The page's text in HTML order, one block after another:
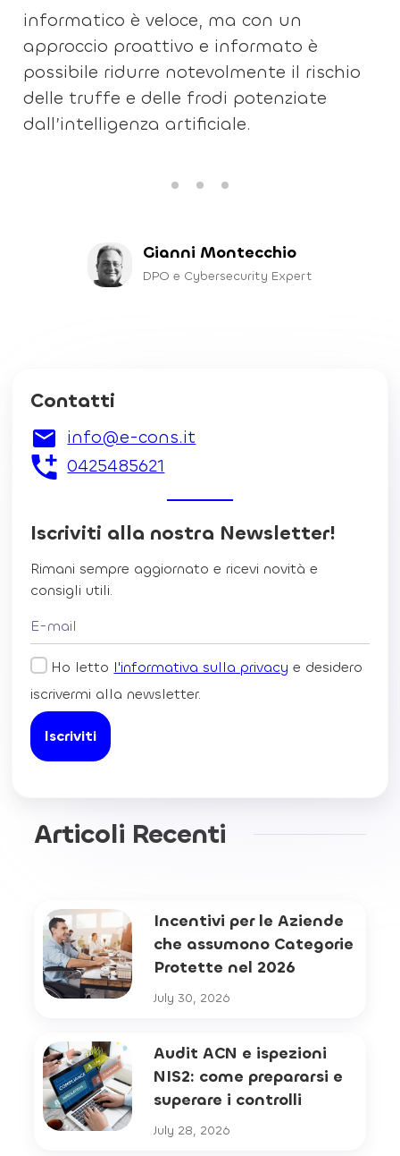
informatico è veloce, ma con un
approccio proattivo e informato è
possibile ridurre notevolmente il rischio
delle truffe e delle frodi potenziate
dall’intelligenza artificiale.
Gianni Montecchio
DPO e Cybersecurity Expert
Contatti
info@e-cons.it
0425485621
Iscriviti alla nostra Newsletter!
Rimani sempre aggiornato e ricevi novità e
consigli utili.
Ho letto l'informativa sulla privacy e desidero
iscrivermi alla newsletter.
Articoli Recenti
Incentivi per le Aziende
che assumono Categorie
Protette nel 2026
July 30, 2026
Audit ACN e ispezioni
NIS2: come prepararsi e
superare i controlli
July 28, 2026